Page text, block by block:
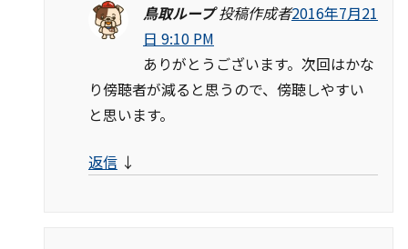
鳥取ループ 投稿作成者2016年7月21
日 9:10 PM
ありがとうございます。次回はかな
り傍聴者が減ると思うので、傍聴しやすい
と思います。
返信 ↓